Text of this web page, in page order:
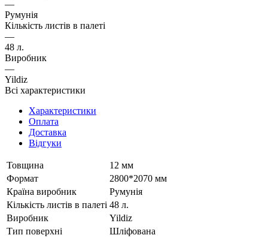
—
Румунія
Кількість листів в палеті
—
48 л.
Виробник
—
Yildiz
Всі характеристики
Характеристики
Оплата
Доставка
Відгуки
Товщина
12 мм
Формат
2800*2070 мм
Країна виробник
Румунія
Кількість листів в палеті 48 л.
Виробник
Yildiz
Тип поверхні
Шліфована